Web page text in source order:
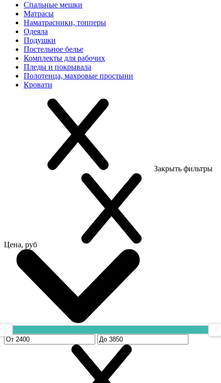
Спальные мешки
Матрасы
Наматрасники, топперы
Одеяла
Подушки
Постельное белье
Комплекты для рабочих
Пледы и покрывала
Полотенца, махровые простыни
Кровати
Закрыть фильтры
Цена, руб